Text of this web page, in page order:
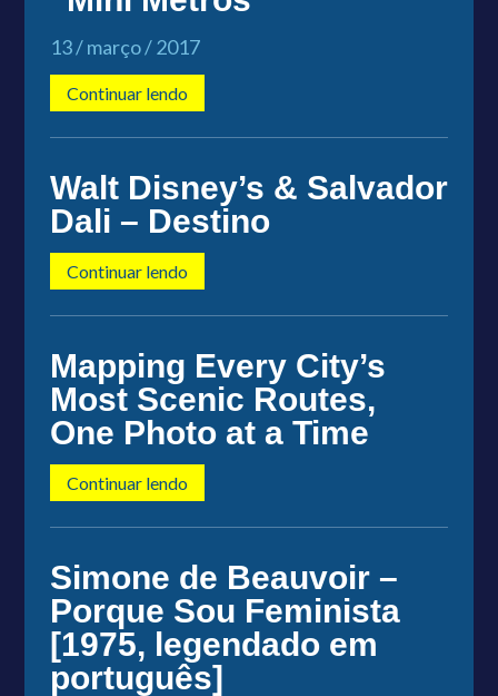
13 / março / 2017
Continuar lendo
Walt Disney’s & Salvador
Dali – Destino
Continuar lendo
Mapping Every City’s
Most Scenic Routes,
One Photo at a Time
Continuar lendo
Simone de Beauvoir –
Porque Sou Feminista
[1975, legendado em
português]